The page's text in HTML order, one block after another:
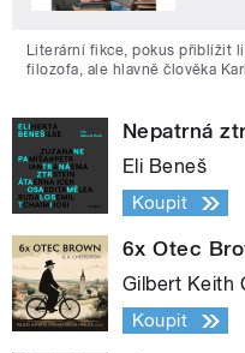
Literární fikce, pokus přiblížit
filozofa, ale hlavně člověka
Nepatrná
Eli Beneš
Koupit
6x Otec
Gilbert Keith
Koupit